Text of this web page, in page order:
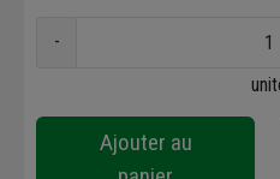
-
Ajouter au